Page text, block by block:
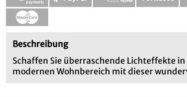
Beschreibung
Schaffen Sie überraschende Lichteffekte
modernen Wohnbereich mit dieser